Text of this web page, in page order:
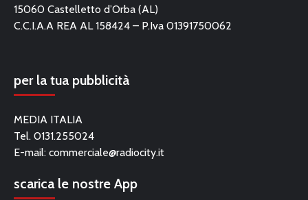
15060 Castelletto d’Orba (AL)
C.C.I.A.A REA AL 158424 – P.Iva 01391750062
per la tua pubblicità
MEDIA ITALIA
Tel. 0131.255024
E-mail: commerciale@radiocity.it
scarica le nostre App